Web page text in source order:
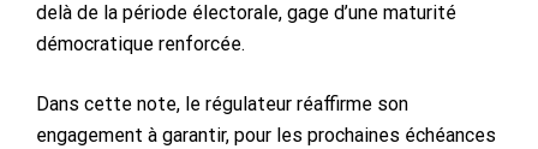
delà de la période électorale, gage d’une maturité
démocratique renforcée.
Dans cette note, le régulateur réaffirme son
engagement à garantir, pour les prochaines échéances